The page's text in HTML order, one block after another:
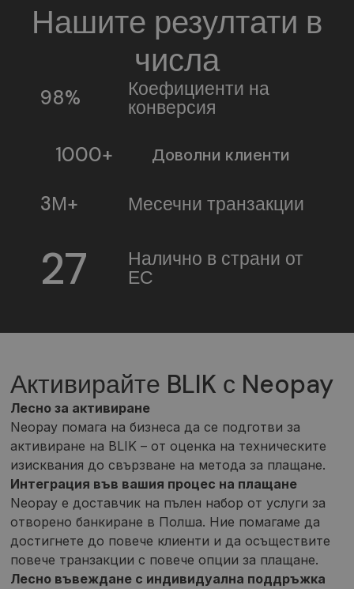
Нашите резултати в
числа
98%
Коефициенти на
конверсия
1000+ Доволни клиенти
3М+ Месечни транзакции
27
Налично в страни от
ЕС
Активирайте BLIK с Neopay
Лесно за активиране
Neopay помага на бизнеса да се подготви за
активиране на BLIK – от оценка на техническите
изисквания до свързване на метода за плащане.
Интеграция във вашия процес на плащане
Neopay е доставчик на пълен набор от услуги за
отворено банкиране в Полша. Ние помагаме да
достигнете до повече клиенти и да осъществите
повече транзакции с повече опции за плащане.
Лесно въвеждане с индивидуална поддръжка